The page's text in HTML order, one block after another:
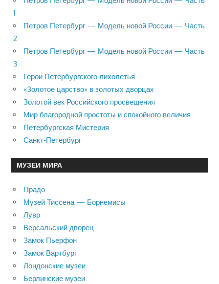
1
Петров Петербург — Модель новой России — Часть
2
Петров Петербург — Модель новой России — Часть
3
Герои Петербургского лихолетья
«Золотое царство» в золотых дворцах
Золотой век Российского просвещения
Мир благородной простоты и спокойного величия
Петербургская Мистерия
Санкт-Петербург
МУЗЕИ МИРА
Прадо
Музей Тиссена — Борнемисы
Лувр
Версальский дворец
Замок Пьерфон
Замок Вартбург
Лондонские музеи
Берлинские музеи